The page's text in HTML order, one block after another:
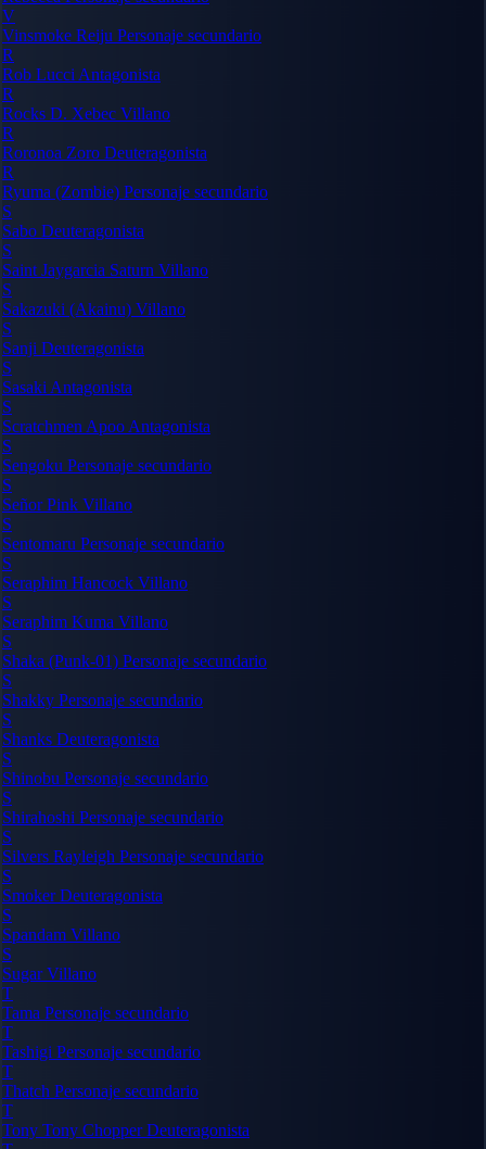
V
Vinsmoke Reiju Personaje secundario
R
Rob Lucci Antagonista
R
Rocks D. Xebec Villano
R
Roronoa Zoro Deuteragonista
R
Ryuma (Zombie) Personaje secundario
S
Sabo Deuteragonista
S
Saint Jaygarcia Saturn Villano
S
Sakazuki (Akainu) Villano
S
Sanji Deuteragonista
S
Sasaki Antagonista
S
Scratchmen Apoo Antagonista
S
Sengoku Personaje secundario
S
Señor Pink Villano
S
Sentomaru Personaje secundario
S
Seraphim Hancock Villano
S
Seraphim Kuma Villano
S
Shaka (Punk-01) Personaje secundario
S
Shakky Personaje secundario
S
Shanks Deuteragonista
S
Shinobu Personaje secundario
S
Shirahoshi Personaje secundario
S
Silvers Rayleigh Personaje secundario
S
SmokerDeuteragonista
S
Spandam Villano
S
SugarVillano
T
Tama Personaje secundario
T
Tashigi Personaje secundario
T
Thatch Personaje secundario
T
Tony Tony ChopperDeuteragonista